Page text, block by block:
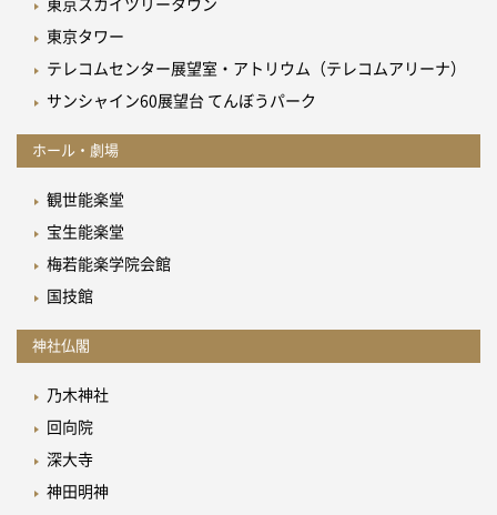
東京スカイツリータウン
東京タワー
テレコムセンター展望室・アトリウム（テレコムアリーナ）
サンシャイン60展望台 てんぼうパーク
ホール・劇場
観世能楽堂
宝生能楽堂
梅若能楽学院会館
国技館
神社仏閣
乃木神社
回向院
深大寺
神田明神